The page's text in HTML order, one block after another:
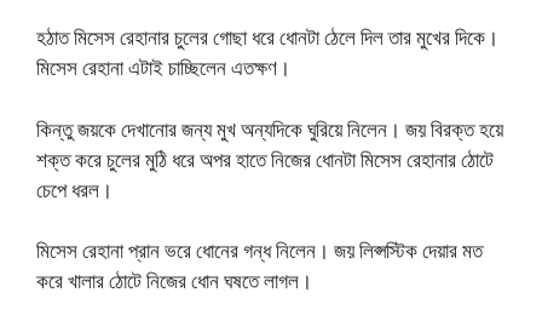
হঠাত মিসেস রেহানার চুলের গোছা ধরে ধোনটা ঠেলে দিল তার মুখের দিকে।
মিসেস রেহানা এটাই চাচ্ছিলেন এতক্ষণ।
কিন্তু জয়কে দেখানোর জন্য মুখ অন্যদিকে ঘুরিয়ে নিলেন। জয় বিরক্ত হয়ে
শক্ত করে চুলের মুঠি ধরে অপর হাতে নিজের ধোনটা মিসেস রেহানার ঠোটে
চেপে ধরল।
মিসেস রেহানা প্রান ভরে ধোনের গন্ধ নিলেন। জয় লিপ্সস্টিক দেয়ার মত
করে খালার ঠোটে নিজের ধোন ঘষতে লাগল।